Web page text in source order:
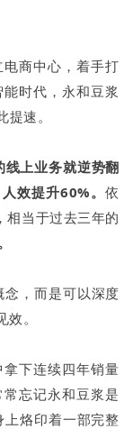
商中心，着手打
时代，永和豆浆
速。
上业务就逆势翻
效提升60%。依
相当于过去三年的
念，而是可以深度
。
下连续四年销量
忘记永和豆浆是
烙印着一部完整